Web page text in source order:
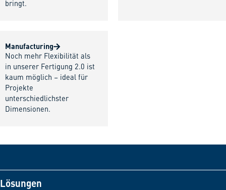
bringt.
Manufacturing
Noch mehr Flexibilität als
in unserer Fertigung 2.0 ist
kaum möglich – ideal für
Projekte
unterschiedlichster
Dimensionen.
Lösungen